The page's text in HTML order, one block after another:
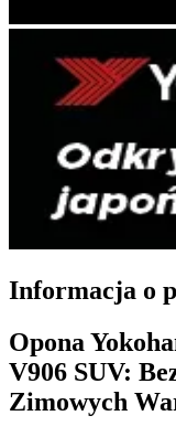
Informacja o
Opona
V906 SUV:
Zimowych